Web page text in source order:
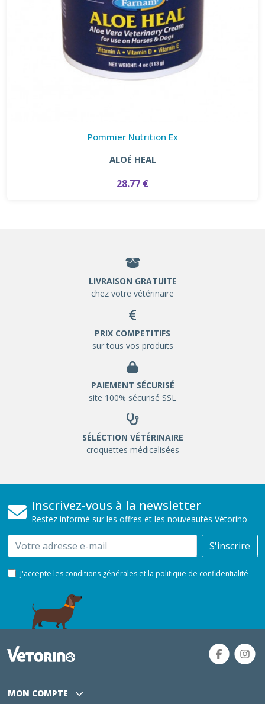
Pommier Nutrition Ex
ALOÉ HEAL
28.77 €
LIVRAISON GRATUITE
chez votre vétérinaire
PRIX COMPETITIFS
sur tous vos produits
PAIEMENT SÉCURISÉ
site 100% sécurisé SSL
SÉLÉCTION VÉTÉRINAIRE
croquettes médicalisées
Inscrivez-vous à la newsletter
Restez informé sur les offres et les nouveautés Vétorino
Email S'inscrire
J'accepte les conditions générales et la politique de confidentialité
MON COMPTE